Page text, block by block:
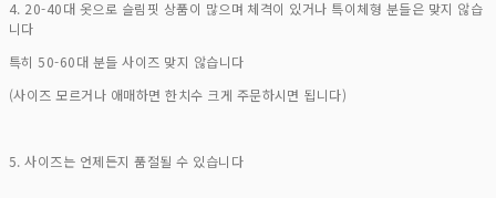
4. 20-40대 옷으로 슬림핏 상품이 많으며 체격이 있거나 특이체형 분들은 맞지 않습
니다
특히 50-60대 분들 사이즈 맞지 않습니다
(사이즈 모르거나 애매하면 한치수 크게 주문하시면 됩니다)
5. 사이즈는 언제든지 품절될 수 있습니다